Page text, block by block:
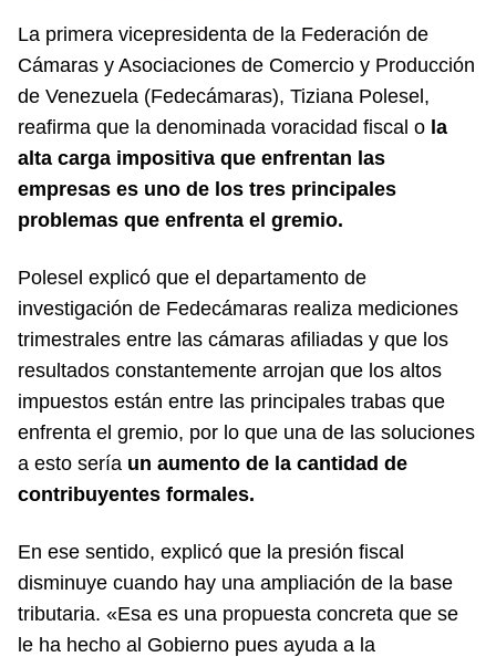
La primera vicepresidenta de la Federación de
Cámaras y Asociaciones de Comercio y Producción
de Venezuela (Fedecámaras), Tiziana Polesel,
reafirma que la denominada voracidad fiscal o la
alta carga impositiva que enfrentan las
empresas es uno de los tres principales
problemas que enfrenta el gremio.
Polesel explicó que el departamento de
investigación de Fedecámaras realiza mediciones
trimestrales entre las cámaras afiliadas y que los
resultados constantemente arrojan que los altos
impuestos están entre las principales trabas que
enfrenta el gremio, por lo que una de las soluciones
a esto sería un aumento de la cantidad de
contribuyentes formales.
En ese sentido, explicó que la presión fiscal
disminuye cuando hay una ampliación de la base
tributaria. «Esa es una propuesta concreta que se
le ha hecho al Gobierno pues ayuda a la